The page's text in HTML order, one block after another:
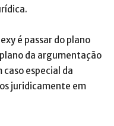
é passar do plano
da argumentação
especial da
juridicamente em